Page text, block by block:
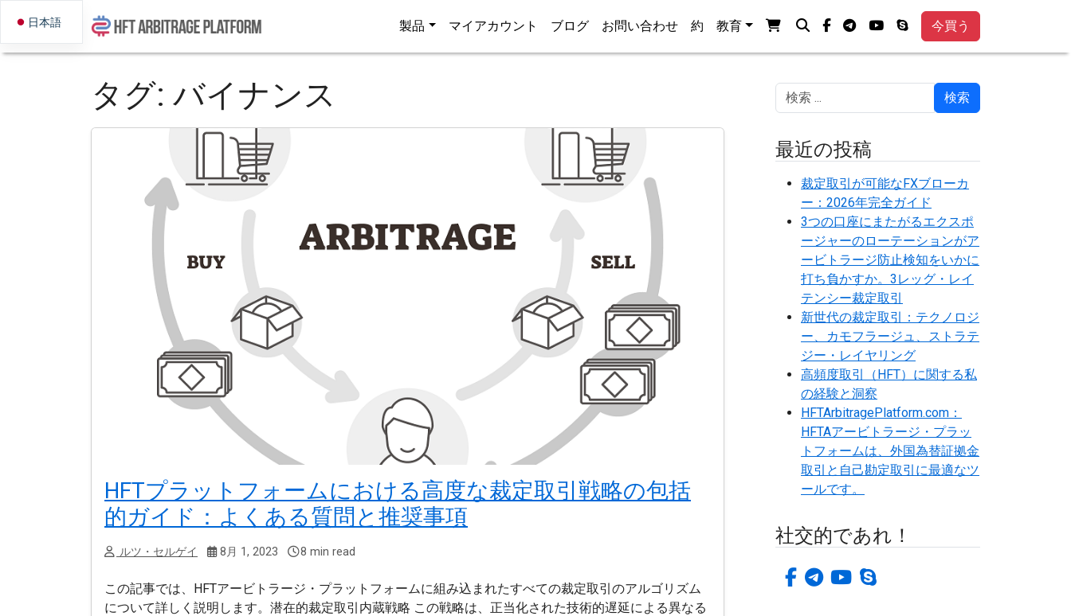
製品 マイアカウント ブログ お問い合わせ 約 教育 ショッピングカートを見る
検索フェイスブック
電報ユーチューブ
スカイプ
今買う
タグ: バイナンス
HFTプラットフォームにおける高度な裁定取引戦略の包括
的ガイド：よくある質問と推奨事項
ルツ・セルゲイ 8月 1, 2023 8 min read
この記事では、HFTアービトラージ・プラットフォームに組み込まれたすべての裁定取引のアルゴリズム
について詳しく説明します。潜在的裁定取引内蔵戦略 この戦略は、正当化された技術的遅延による異なる
検索
最近の投稿
裁定取引が可能なFXブローカ
ー：2026年完全ガイド
3つの口座にまたがるエクスポ
ージャーのローテーションがア
ービトラージ防止検知をいかに
打ち負かすか。3レッグ・レイ
テンシー裁定取引
新世代の裁定取引：テクノロジ
ー、カモフラージュ、ストラテ
ジー・レイヤリング
高頻度取引（HFT）に関する私
の経験と洞察
HFTArbitragePlatform.com：
HFTAアービトラージ・プラッ
トフォームは、外国為替証拠金
取引と自己勘定取引に最適なツ
ールです。
社交的であれ！
フェイスブック
電報 ユーチューブ
スカイプ
日本語